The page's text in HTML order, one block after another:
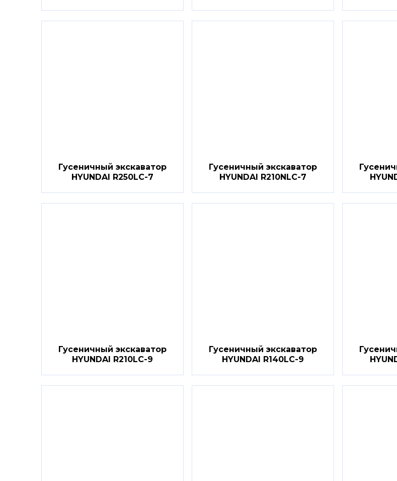
Гусеничный экскаватор
HYUNDAI R250LC-7
Гусеничный экскаватор
HYUNDAI R210NLC-7
Гусеничный экскаватор
HYUNDAI R210LC-9
Гусеничный экскаватор
HYUNDAI R140LC-9